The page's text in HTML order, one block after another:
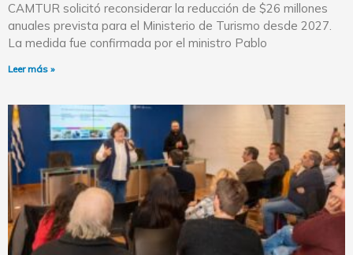
CAMTUR solicitó reconsiderar la reducción de $26 millones
anuales prevista para el Ministerio de Turismo desde 2027.
La medida fue confirmada por el ministro Pablo
Leer más »